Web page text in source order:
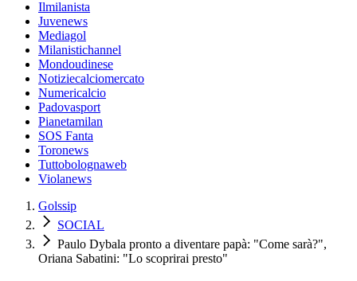
Ilmilanista
Juvenews
Mediagol
Milanistichannel
Mondoudinese
Notiziecalciomercato
Numericalcio
Padovasport
Pianetamilan
SOS Fanta
Toronews
Tuttobolognaweb
Violanews
Golssip
SOCIAL
Paulo Dybala pronto a diventare papà: "Come sarà?",
Oriana Sabatini: "Lo scoprirai presto"